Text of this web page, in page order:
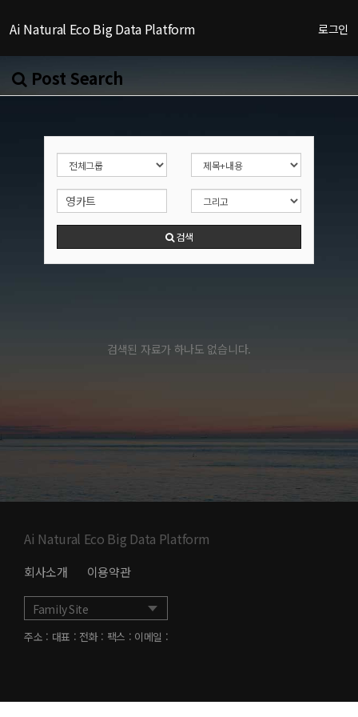
Ai Natural Eco Big Data Platform 로그인
Post Search
검색
검색된 자료가 하나도 없습니다.
Ai Natural Eco Big Data Platform
회사소개 이용약관
주소 : 대표 : 전화 : 팩스 : 이메일 :